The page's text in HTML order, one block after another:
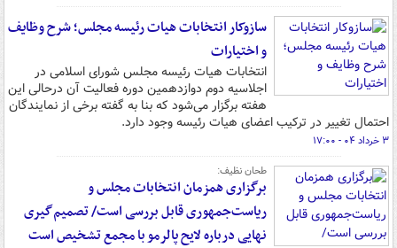
سازوکار انتخابات هیات رئیسه مجلس؛ شرح وظایف
و اختیارات
انتخابات هیات رئیسه مجلس شورای اسلامی در
اجلاسیه دوم دوازدهمین دوره فعالیت آن درحالی این
هفته برگزار می‌شود که بنا به گفته برخی از نمایندگان
احتمال تغییر در ترکیب اعضای هیات رئیسه وجود دارد.
۳ خرداد ۰۴ - ۱۷:۰۰
طحان نظیف:
برگزاری همزمان انتخابات مجلس و
ریاست‌جمهوری قابل بررسی است/ تصمیم‌گیری
نهایی درباره لایح پالرمو با مجمع تشخیص است